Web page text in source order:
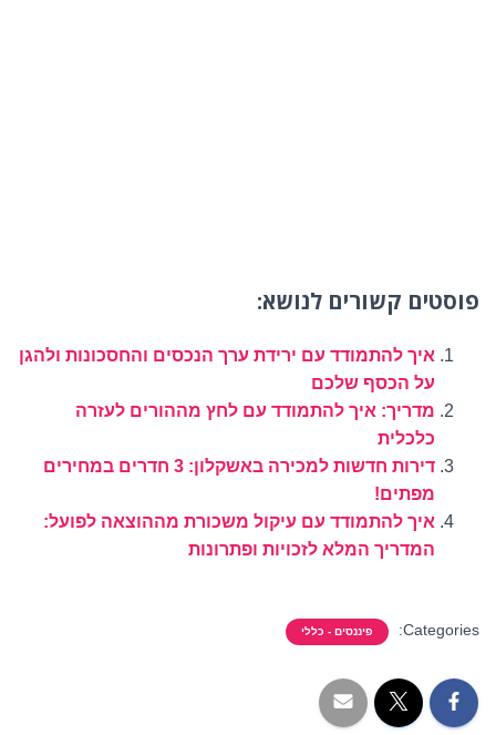
פוסטים קשורים לנושא:
איך להתמודד עם ירידת ערך הנכסים והחסכונות ולהגן
על הכסף שלכם
מדריך: איך להתמודד עם לחץ מההורים לעזרה
כלכלית
דירות חדשות למכירה באשקלון: 3 חדרים במחירים
מפתים!
איך להתמודד עם עיקול משכורת מההוצאה לפועל:
המדריך המלא לזכויות ופתרונות
Categories: פיננסים - כללי